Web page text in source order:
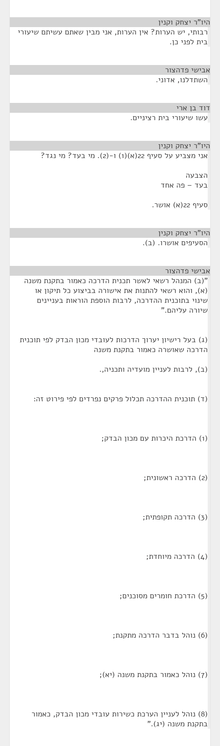
היו"ר יצחק וקנין
רבותי, יש הערות? אין הערות, אני מבין שאתם עשיתם שיעורי
בית לפני כן.
אבישי פדהצור
השתדלנו, אדוני.
דוד בן ארי
עשו שיעורי בית רציניים.
היו"ר יצחק וקנין
אני מצביע על סעיף 22(א)(1) ו-(2). מי בעד? מי נגד?
הצבעה
בעד – פה אחד
סעיף 22(א) אושר.
היו"ר יצחק וקנין
הסעיפים אושרו. (ב).
אבישי פדהצור
"(ב) המנהל רשאי לאשר תכנית הדרכה כאמור בתקנת משנה
(א), והוא רשאי להתנות את אישורה בביצוע כל תיקון או
שינוי בתוכנית ההדרכה, לרבות הוספת הוראות בעניינים
שיורה עליהם."
(ג) בעל רישיון יערוך הדרכות לעובדי מכון הבדק לפי תוכנית
הדרכה שאושרה כאמור בתקנת משנה
(ב), לרבות לעניין מועדיה ותכניה,.
(ד) תוכנית ההדרכה תכלול פרקים נפרדים לפי פירוט זה:
(1) הדרכת היכרות עם מכון הבדק;
(2) הדרכה ראשונית;
(3) הדרכה תקופתית;
(4) הדרכה מיוחדת;
(5) הדרכת חומרים מסוכנים;
(6) נוהל בדבר הדרכה מתקנת;
(7) נוהל כאמור בתקנת משנה (יא);
(8) נוהל לעניין הערכת כשירות עובדי מכון הבדק, כאמור
בתקנת משנה (יג)."